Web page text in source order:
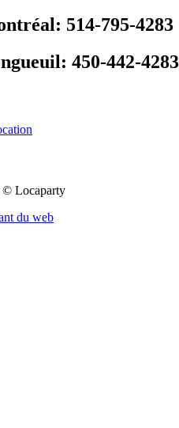
514-795-4283
450-442-4283
© Locaparty